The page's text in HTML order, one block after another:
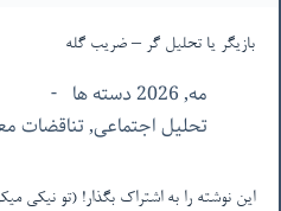
بازیگر یا تحلیل گر – ضریب گله
مه, 2026 دسته ها
تحلیل اجتماعی,تناقضات
این نوشته را به اشتراک بگذار! (تو نیکی